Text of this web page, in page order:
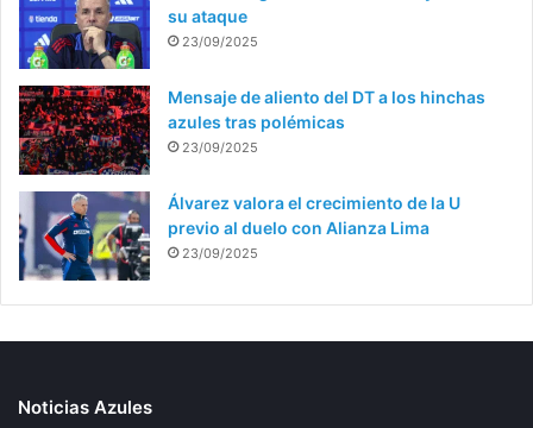
su ataque
23/09/2025
Mensaje de aliento del DT a los hinchas
azules tras polémicas
23/09/2025
Álvarez valora el crecimiento de la U
previo al duelo con Alianza Lima
23/09/2025
Noticias Azules